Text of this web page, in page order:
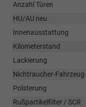
Anzahl Türen
HU/AU neu
Innenausstattung
Kilometerstand
Lackierung
Nichtraucher-Fahrzeug
Polsterung
Rußpartikelfilter / SCR